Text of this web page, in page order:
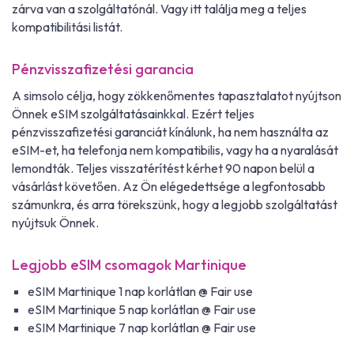
zárva van a szolgáltatónál. Vagy itt találja meg a teljes
kompatibilitási listát.
Pénzvisszafizetési garancia
A simsolo célja, hogy zökkenőmentes tapasztalatot nyújtson
Önnek eSIM szolgáltatásainkkal. Ezért teljes
pénzvisszafizetési garanciát kínálunk, ha nem használta az
eSIM-et, ha telefonja nem kompatibilis, vagy ha a nyaralását
lemondták. Teljes visszatérítést kérhet 90 napon belül a
vásárlást követően. Az Ön elégedettsége a legfontosabb
számunkra, és arra törekszünk, hogy a legjobb szolgáltatást
nyújtsuk Önnek.
Legjobb eSIM csomagok Martinique
eSIM Martinique 1 nap korlátlan @ Fair use
eSIM Martinique 5 nap korlátlan @ Fair use
eSIM Martinique 7 nap korlátlan @ Fair use